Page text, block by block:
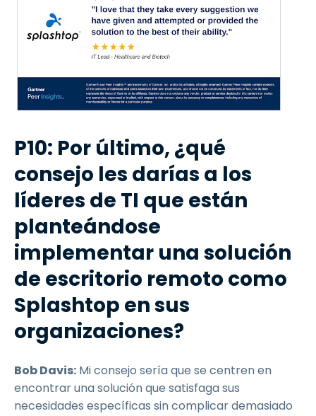
P10: Por último, ¿qué
consejo les darías a los
líderes de TI que están
planteándose
implementar una solución
de escritorio remoto como
Splashtop en sus
organizaciones?
Bob Davis: Mi consejo sería que se centren en
encontrar una solución que satisfaga sus
necesidades específicas sin complicar demasiado